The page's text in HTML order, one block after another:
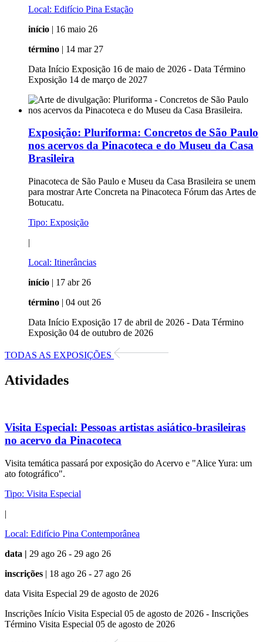
Local: Edifício Pina Estação
início | 16 maio 26
término | 14 mar 27
Data Início Exposição 16 de maio de 2026 - Data Término
Exposição 14 de março de 2027
Exposição: Pluriforma: Concretos de São Paulo
nos acervos da Pinacoteca e do Museu da Casa
Brasileira
Pinacoteca de São Paulo e Museu da Casa Brasileira se unem
para mostrar Arte Concreta na Pinacoteca Fórum das Artes de
Botucatu.
Tipo: Exposição
|
Local: Itinerâncias
início | 17 abr 26
término | 04 out 26
Data Início Exposição 17 de abril de 2026 - Data Término
Exposição 04 de outubro de 2026
TODAS AS EXPOSIÇÕES
Atividades
Visita Especial: Pessoas artistas asiático-brasileiras
no acervo da Pinacoteca
Visita temática passará por exposição do Acervo e "Alice Yura: um
ato fotográfico".
Tipo: Visita Especial
|
Local: Edifício Pina Contemporânea
data | 29 ago 26 - 29 ago 26
inscrições | 18 ago 26 - 27 ago 26
data Visita Especial 29 de agosto de 2026
Inscrições Início Visita Especial 05 de agosto de 2026 - Inscrições
Término Visita Especial 05 de agosto de 2026